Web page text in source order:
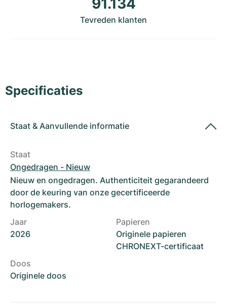
91.134
Tevreden klanten
Specificaties
Staat & Aanvullende informatie
Staat
Ongedragen - Nieuw
Nieuw en ongedragen. Authenticiteit gegarandeerd
door de keuring van onze gecertificeerde
horlogemakers.
Jaar
2026
Papieren
Originele papieren
CHRONEXT-certificaat
Doos
Originele doos